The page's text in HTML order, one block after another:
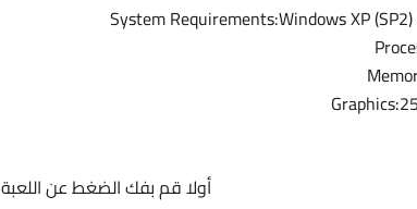
System Requirements:Windows XP
أولا قم بفك الضغط عن